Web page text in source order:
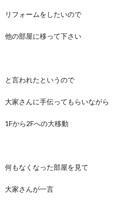
リフォームをしたいので
他の部屋に移って下さい
と言われたというので
大家さんに手伝ってもらいながら
1Fから2Fへの大移動
何もなくなった部屋を見て
大家さんが一言